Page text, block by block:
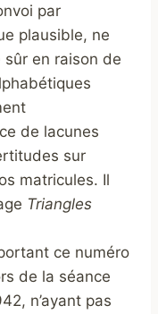
par
plausible, ne
en raison de
de lacunes
sur
matricules. Il
Triangles
ce numéro
de la séance
n’ayant pas